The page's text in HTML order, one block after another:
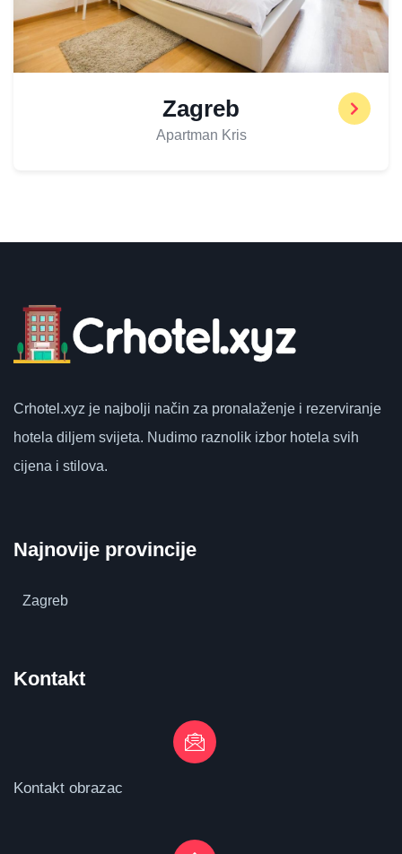
Zagreb
Apartman Kris
Crhotel.xyz je najbolji način za pronalaženje i rezerviranje
hotela diljem svijeta. Nudimo raznolik izbor hotela svih
cijena i stilova.
Najnovije provincije
Zagreb
Kontakt
Kontakt obrazac